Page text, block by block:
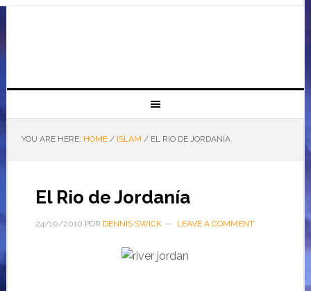
YOU ARE HERE: HOME / ISLAM /EL RIO DE JORDANÍA
El Rio de Jordanía
24/10/2010 POR DENNIS SWICK LEAVE A COMMENT